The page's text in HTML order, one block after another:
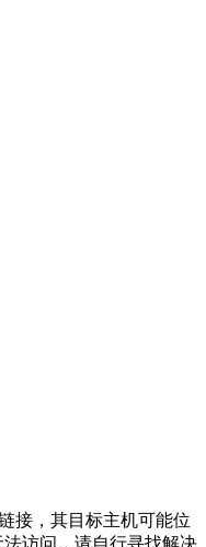
接，其目标主机可能位
访问，请自行寻找解决